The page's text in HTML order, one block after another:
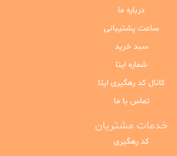
درباره ما
ساعت پشتیبانی
سبد خرید
شماره ایتا
کانال کد رهگیری ایتا
تماس با ما
خدمات مشتریان
کد رهگیری